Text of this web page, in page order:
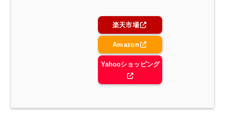
楽天市場
Amazon
Yahooショッピング